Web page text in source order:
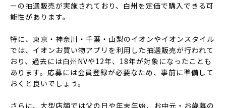
ーの抽選販売が実施されており、白州を定価で購入できる可
能性があります。
特に、東京・神奈川・千葉・山梨のイオンやイオンスタイル
では、イオンお買い物アプリを利用した抽選販売が行われて
おり、過去には白州NVや12年、18年が対象になったことも
あります。応募には会員登録が必要なため、事前に準備して
おくと良いでしょう。
さらに、大型店舗では父の日や年末年始、お中元・お歳暮の